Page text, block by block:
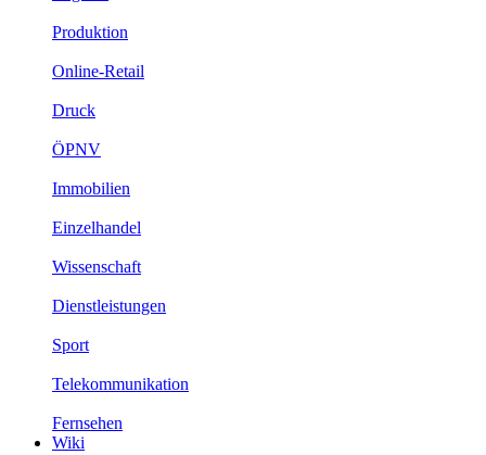
Produktion
Online-Retail
Druck
ÖPNV
Immobilien
Einzelhandel
Wissenschaft
Dienstleistungen
Sport
Telekommunikation
Fernsehen
Wiki